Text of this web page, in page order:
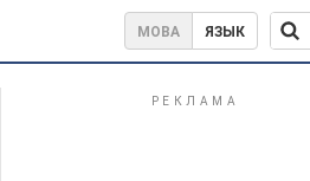
МОВА ЯЗЫК